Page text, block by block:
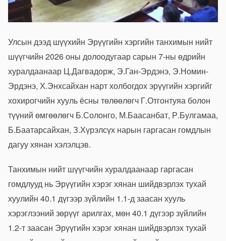
Улсын дээд шүүхийн Эрүүгийн хэргийн танхимын нийт
шүүгчийн 2026 оны долоодугаар сарын 7-ны өдрийн
хуралдаанаар Ц.Дагвадорж, Э.Ган-Эрдэнэ, Э.Номин-
Эрдэнэ, Х.Энхсайхан нарт холбогдох эрүүгийн хэргийг
хохирогчийн хууль ёсны төлөөлөгч Г.Отгонтуяа болон
түүний өмгөөлөгч Б.Солонго, М.Баасанбат, Р.Булгамаа,
Б.Баатарсайхан, З.Хүрэлсүх нарын гаргасан гомдлын
дагуу хянан хэлэлцэв.
Танхимын нийт шүүгчийн хуралдаанаар гаргасан
гомдлууд нь Эрүүгийн хэрэг хянан шийдвэрлэх тухай
хуулийн 40.1 дүгээр зүйлийн 1.1-д заасан хууль
хэрэглээний зөрүүг арилгах, мөн 40.1 дүгээр зүйлийн
1.2-т заасан Эрүүгийн хэрэг хянан шийдвэрлэх тухай